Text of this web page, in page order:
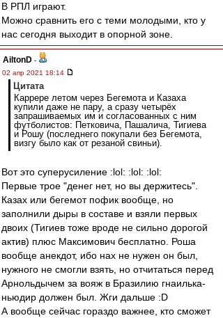
В РПЛ играют.
Можно сравнить его с теми молодыми, кто у
нас сегодня выходит в опорной зоне.
AiltonD -
02 апр 2021 18:14
Цитата
Каррере летом через Бегемота и Казаха
купили даже не пару, а сразу четырёх
запрашиваемых им и согласованных с ним
футболистов: Петковича, Пашалича, Тигиева
и Рошу (последнего покупали без Бегемота,
визгу было как от резаной свиньи).
Вот это суперусиление :lol: :lol: :lol:
Первые трое "денег нет, но вы держитесь".
Казах или бегемот пофик вообще, но
заполнили дыры в составе и взяли первых
двоих (Тигиев тоже вроде не сильно дорогой
актив) плюс Максимович бесплатно. Роша
вообще анекдот, ибо нах не нужен он был,
нужного не смогли взять, но отчитаться перед
Арнольдычем за вояж в Бразилию гнаилька-
ньюдир должен был. Жги дальше :D
А вообще сейчас гораздо важнее, кто сможет